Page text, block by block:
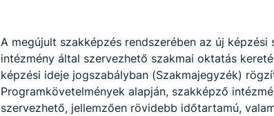
A megújult szakképzés rendszerében az új
intézmény által szervezhető szakmai oktatás
képzési ideje jogszabályban (Szakmajegyzék)
Programkövetelmények alapján, szakképző
szervezhető, jellemzően rövidebb időtartamú,